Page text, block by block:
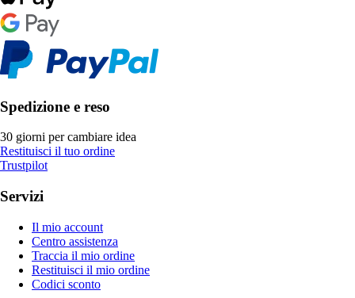
Spedizione e reso
30 giorni per cambiare idea
Restituisci il tuo ordine
Trustpilot
Servizi
Il mio account
Centro assistenza
Traccia il mio ordine
Restituisci il mio ordine
Codici sconto